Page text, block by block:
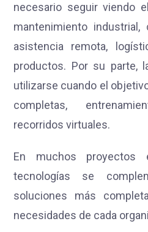
necesario seguir viendo
mantenimiento industrial,
asistencia remota,
productos. Por su parte,
utilizarse cuando el
completas,
recorridos virtuales.
En muchos proyectos
tecnologías se
soluciones más
necesidades de cada